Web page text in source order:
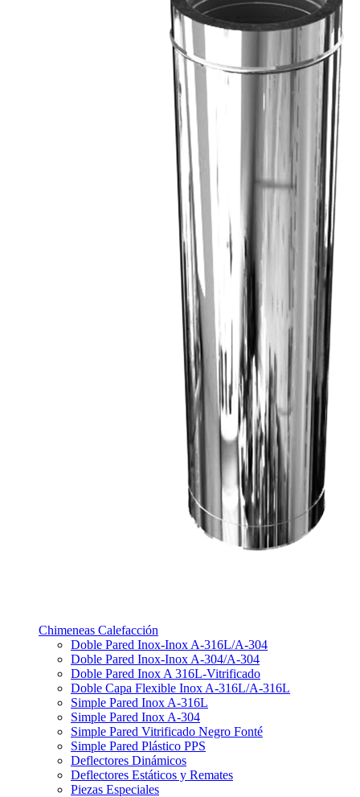
Chimeneas Calefacción
Doble Pared Inox-Inox A-316L/A-304
Doble Pared Inox-Inox A-304/A-304
Doble Pared Inox A 316L-Vitrificado
Doble Capa Flexible Inox A-316L/A-316L
Simple Pared Inox A-316L
Simple Pared Inox A-304
Simple Pared Vitrificado Negro Fonté
Simple Pared Plástico PPS
Deflectores Dinámicos
Deflectores Estáticos y Remates
Piezas Especiales